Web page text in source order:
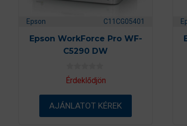
Epson C11CG05401
Epson WorkForce Pro WF-
C5290 DW
0
a
-
ő
Érdeklődjön
AJÁNLATOT KÉREK